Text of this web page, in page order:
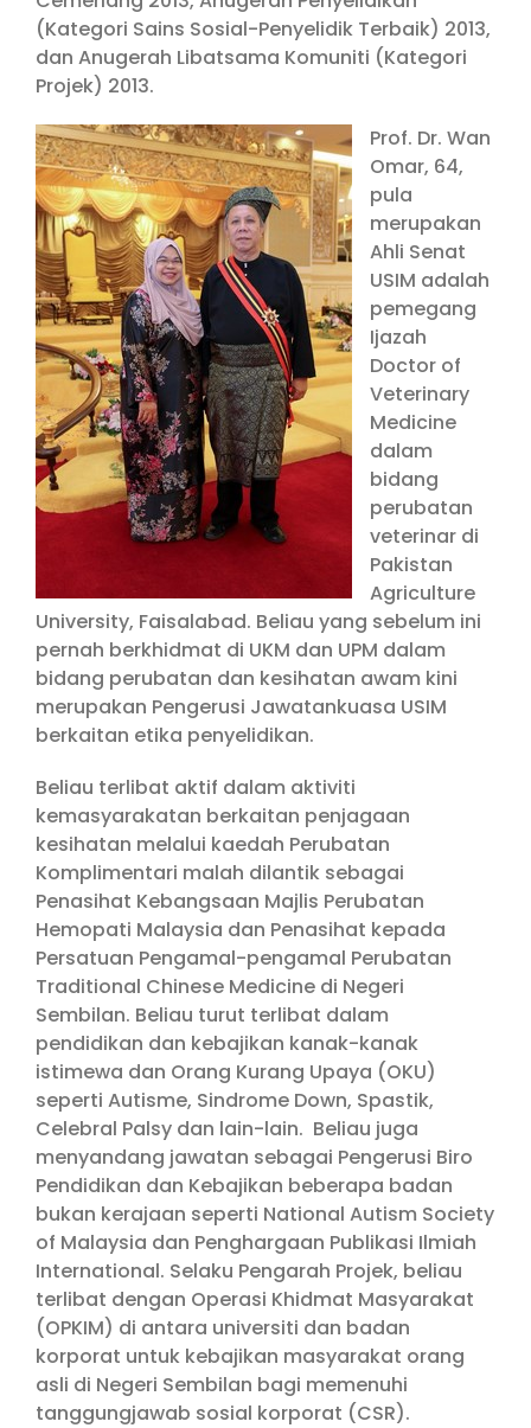
(Kategori Sains Sosial-Penyelidik Terbaik) 2013,
dan Anugerah Libatsama Komuniti (Kategori
Projek) 2013.
Prof. Dr. Wan
Omar, 64,
pula
merupakan
Ahli Senat
USIM adalah
pemegang
Ijazah
Doctor of
Veterinary
Medicine
dalam
bidang
perubatan
veterinar di
Pakistan
Agriculture
University, Faisalabad. Beliau yang sebelum ini
pernah berkhidmat di UKM dan UPM dalam
bidang perubatan dan kesihatan awam kini
merupakan Pengerusi Jawatankuasa USIM
berkaitan etika penyelidikan.
Beliau terlibat aktif dalam aktiviti
kemasyarakatan berkaitan penjagaan
kesihatan melalui kaedah Perubatan
Komplimentari malah dilantik sebagai
Penasihat Kebangsaan Majlis Perubatan
Hemopati Malaysia dan Penasihat kepada
Persatuan Pengamal-pengamal Perubatan
Traditional Chinese Medicine di Negeri
Sembilan. Beliau turut terlibat dalam
pendidikan dan kebajikan kanak-kanak
istimewa dan Orang Kurang Upaya (OKU)
seperti Autisme, Sindrome Down, Spastik,
Celebral Palsy dan lain-lain. Beliau juga
menyandang jawatan sebagai Pengerusi Biro
Pendidikan dan Kebajikan beberapa badan
bukan kerajaan seperti National Autism Society
of Malaysia dan Penghargaan Publikasi Ilmiah
International. Selaku Pengarah Projek, beliau
terlibat dengan Operasi Khidmat Masyarakat
(OPKIM) di antara universiti dan badan
korporat untuk kebajikan masyarakat orang
asli di Negeri Sembilan bagi memenuhi
tanggungjawab sosial korporat (CSR).